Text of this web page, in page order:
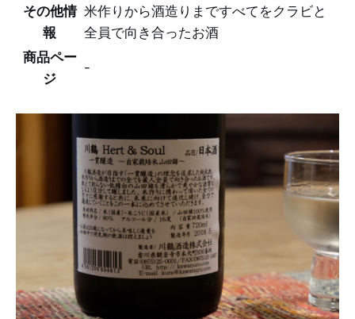
その他情
報
米作りから酒造りまですべてをクラビと
全員で向き合ったお酒
商品ペー
ジ
-